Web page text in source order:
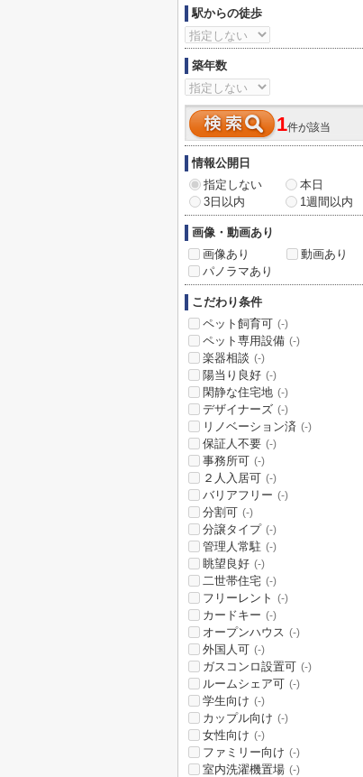
駅からの徒歩
築年数
1件が該当
情報公開日
指定しない
本日
3日以内
1週間以内
画像・動画あり
画像あり
動画あり
パノラマあり
こだわり条件
ペット飼育可 (-)
ペット専用設備 (-)
楽器相談 (-)
陽当り良好 (-)
閑静な住宅地 (-)
デザイナーズ (-)
リノベーション済 (-)
保証人不要 (-)
事務所可 (-)
２人入居可 (-)
バリアフリー (-)
分割可 (-)
分譲タイプ (-)
管理人常駐 (-)
眺望良好 (-)
二世帯住宅 (-)
フリーレント (-)
カードキー (-)
オープンハウス (-)
外国人可 (-)
ガスコンロ設置可 (-)
ルームシェア可 (-)
学生向け (-)
カップル向け (-)
女性向け (-)
ファミリー向け (-)
室内洗濯機置場 (-)